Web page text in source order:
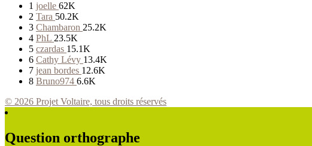
1 joelle 62K
2 Tara 50.2K
3 Chambaron 25.2K
4 PhL 23.5K
5 czardas 15.1K
6 Cathy Lévy 13.4K
7 jean bordes 12.6K
8 Bruno974 6.6K
© 2026 Projet Voltaire, tous droits réservés
Question orthographe